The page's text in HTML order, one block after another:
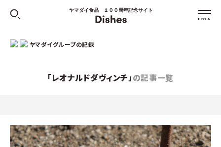
ヤマダイ食品 １００周年記念サイト
ヤマダイグループの記録
「レオナルドダヴィンチ」の記事一覧